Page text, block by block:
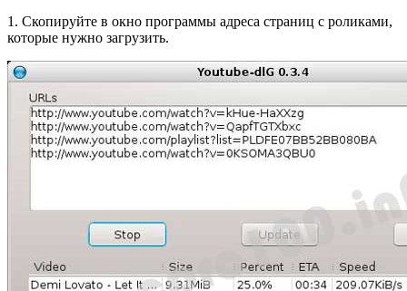
1. Скопируйте в окно программы адреса страниц с роликами,
которые нужно загрузить.